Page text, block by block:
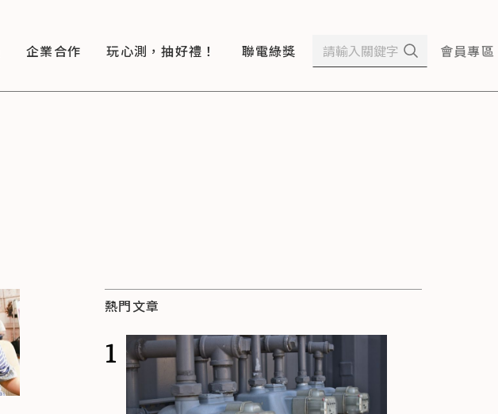
企業合作 玩心測，抽好禮！ 聯電綠獎 會員專區
熱門文章
1